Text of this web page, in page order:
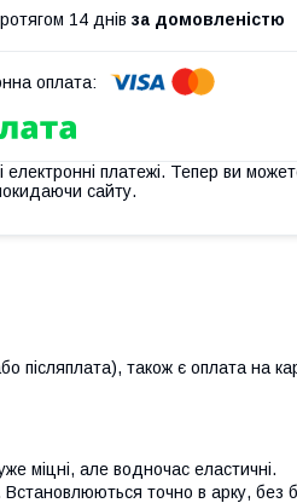
14 днів за домовленістю
електронні платежі. Тепер ви
сайту.
післяплата), також є оплата на
міцні, але водночас еластичні.
Встановлюються точно в арку, без